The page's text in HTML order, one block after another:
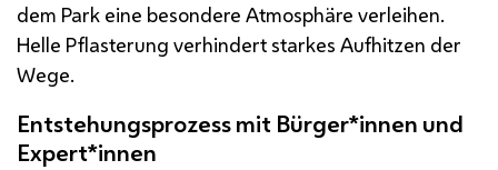
dem Park eine besondere Atmosphäre verleihen.
Helle Pflasterung verhindert starkes Aufhitzen der
Wege.
Entstehungsprozess mit Bürger*innen und
Expert*innen